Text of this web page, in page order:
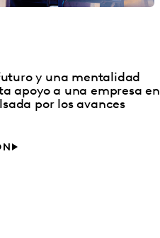
y una mentalidad
apoyo a una empresa en
por los avances